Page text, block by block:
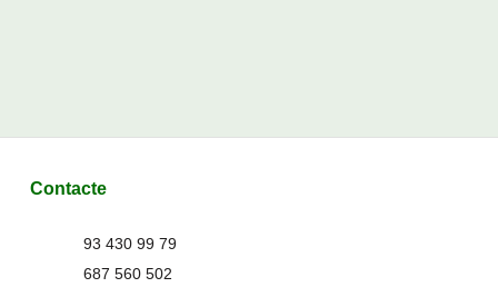
Contacte
93 430 99 79
687 560 502